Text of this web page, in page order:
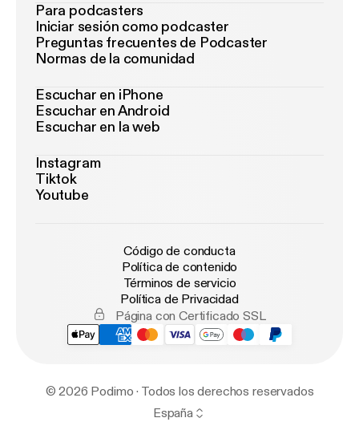
Para podcasters
Iniciar sesión como podcaster
Preguntas frecuentes de Podcaster
Normas de la comunidad
Escuchar en iPhone
Escuchar en Android
Escuchar en la web
Instagram
Tiktok
Youtube
Código de conducta
Política de contenido
Términos de servicio
Política de Privacidad
Página con Certificado SSL
© 2026 Podimo · Todos los derechos reservados
España